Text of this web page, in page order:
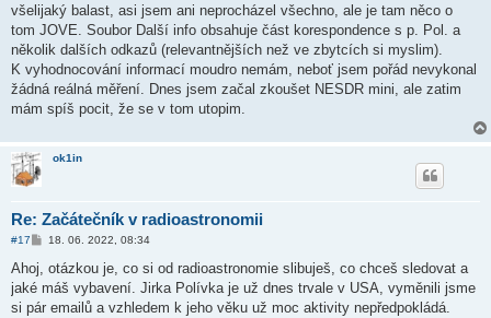
všelijaký balast, asi jsem ani neprocházel všechno, ale je tam něco o
tom JOVE. Soubor Další info obsahuje část korespondence s p. Pol. a
několik dalších odkazů (relevantnějších než ve zbytcích si myslim).
K vyhodnocování informací moudro nemám, neboť jsem pořád nevykonal
žádná reálná měření. Dnes jsem začal zkoušet NESDR mini, ale zatim
mám spíš pocit, že se v tom utopim.
ok1in
Re: Začátečník v radioastronomii
#17
P
p
ě
18. 06. 2022, 08:34
Ahoj, otázkou je, co si od radioastronomie slibuješ, co chceš sledovat a
jaké máš vybavení. Jirka Polívka je už dnes trvale v USA, vyměnili jsme
si pár emailů a vzhledem k jeho věku už moc aktivity nepředpokládá.